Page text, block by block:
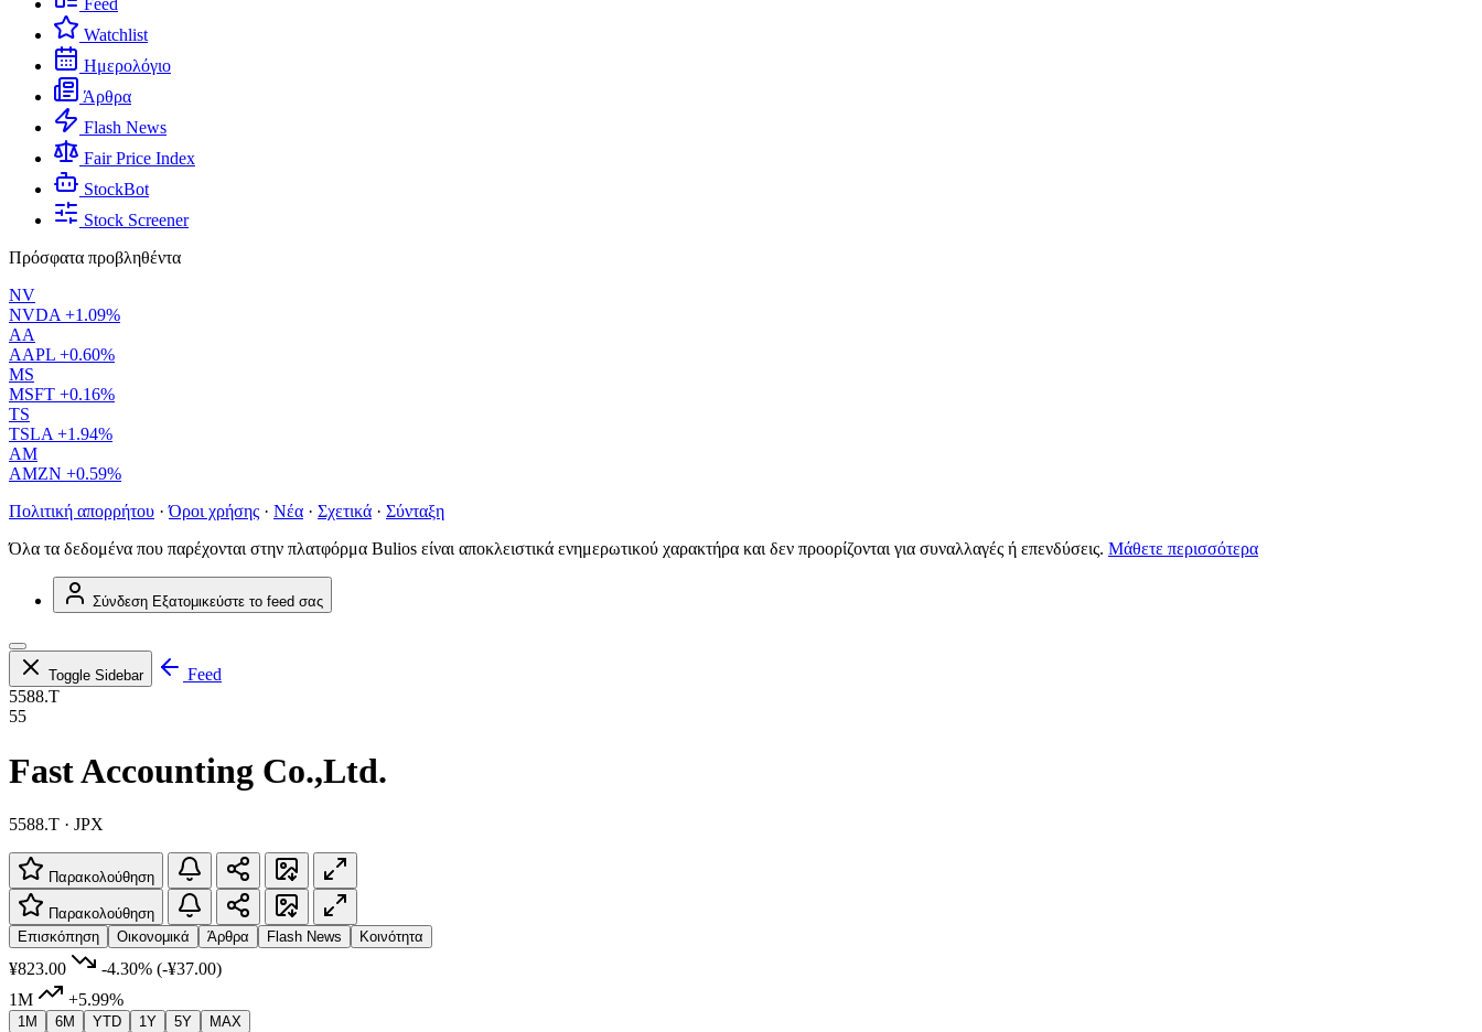
Feed
Watchlist
Ημερολόγιο
Άρθρα
Flash News
Fair Price Index
StockBot
Stock Screener
Πρόσφατα προβληθέντα
NV
NVDA +1.09%
AA
AAPL +0.60%
MS
MSFT +0.16%
TS
TSLA +1.94%
AM
AMZN +0.59%
Πολιτική απορρήτου · Όροι χρήσης · Νέα · Σχετικά · Σύνταξη
Όλα τα δεδομένα που παρέχονται στην πλατφόρμα Bulios είναι αποκλειστικά ενημερωτικού χαρακτήρα και δεν προορίζονται για συναλλαγές ή επενδύσεις. Μάθετε περισσότερα
Σύνδεση Εξατομικεύστε το feed σας
Toggle Sidebar
Feed
5588.T
55
Fast Accounting Co.,Ltd.
5588.T · JPX
Παρακολούθηση
Παρακολούθηση
Επισκόπηση
Οικονομικά Άρθρα Flash News Κοινότητα
¥823.00 -4.30% (-¥37.00)
1M
+5.99%
1M 6M YTD 1Y 5Y MAX